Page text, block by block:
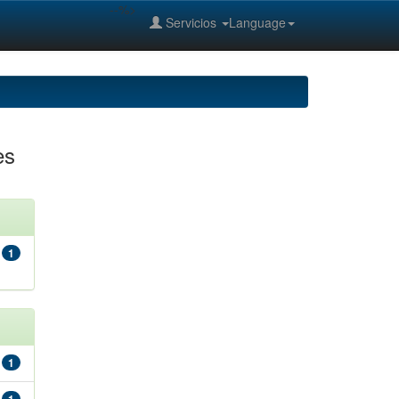
Language
Servicios
--%>
1
1